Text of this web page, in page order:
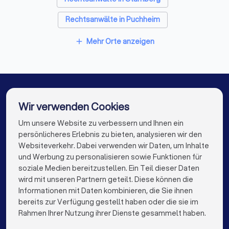
Die Erstberatung: Vorbereitung und wichtige
Das erste Gespräch mit einem Anwalt dient der
gegenseitigen Einschätzung. Sie prüfen, ob der Anwalt zu
Mahnungen, Gerichtsbescheide etc.)
Chronologische Übersicht der Ereignisse
Korrespondenz mit der Gegenseite
Beweismittel (E-Mails, Fotos, Zeugenaussagen)
Ihre konkreten Fragen und Ziele
Rechtsanwälte in Puchheim
Rechtsanwälte in Grünwald
Rechtsanwälte in Olching
Rechtsanwälte in Fürstenfeldbruck
Rechtsanwälte in Berlin
Rechtsanwälte in Hamburg
Rechtsanwälte in München
Rechtsanwälte in Köln
Rechtsanwälte in Frankfurt am Main
Rechtsanwälte in Stuttgart
add Mehr Orte anzeigen
Die besten Rechtsanwälte für Sie
info@trustlocal.de
FÜR PRIVATPERSONEN
Wir verwenden Cookies
Um unsere Website zu verbessern und Ihnen ein
persönlicheres Erlebnis zu bieten, analysieren wir den
Websiteverkehr. Dabei verwenden wir Daten, um Inhalte
und Werbung zu personalisieren sowie Funktionen für
soziale Medien bereitzustellen. Ein Teil dieser Daten
wird mit unseren Partnern geteilt. Diese können die
Informationen mit Daten kombinieren, die Sie ihnen
bereits zur Verfügung gestellt haben oder die sie im
Rahmen Ihrer Nutzung ihrer Dienste gesammelt haben.